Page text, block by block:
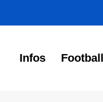
Infos Football